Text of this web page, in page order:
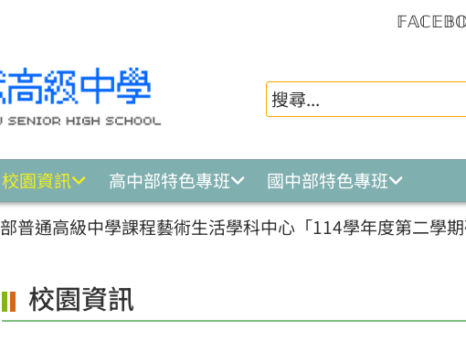
校園資訊 高中部特色專班
國中部特色專班
普通高級中學課程藝術生活學科中心「114學年度第二學
校園資訊